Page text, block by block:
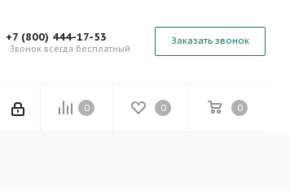
+7 (800) 444-17-53
Звонок всегда бесплатный
Заказать звонок
0 0 0